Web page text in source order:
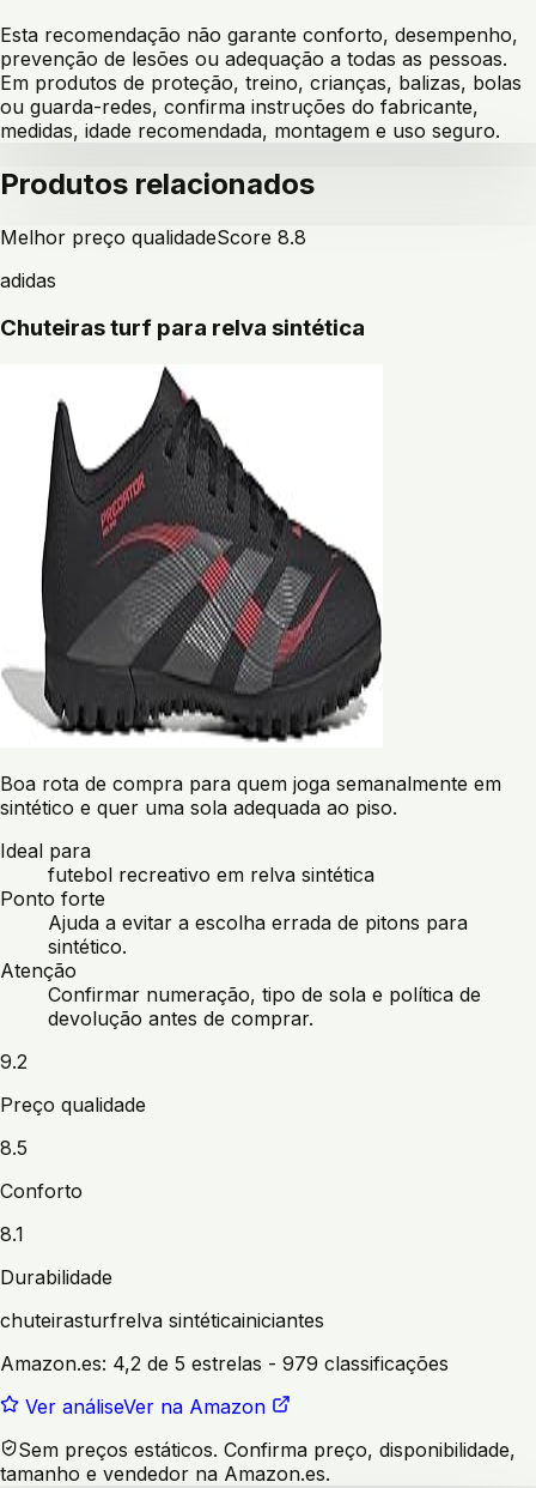
Esta recomendação não garante conforto, desempenho,
prevenção de lesões ou adequação a todas as pessoas.
Em produtos de proteção, treino, crianças, balizas, bolas
ou guarda-redes, confirma instruções do fabricante,
medidas, idade recomendada, montagem e uso seguro.
Produtos relacionados
Melhor preço qualidadeScore 8.8
adidas
Chuteiras turf para relva sintética
Boa rota de compra para quem joga semanalmente em
sintético e quer uma sola adequada ao piso.
Ideal para
futebol recreativo em relva sintética
Ponto forte
Ajuda a evitar a escolha errada de pitons para
sintético.
Atenção
Confirmar numeração, tipo de sola e política de
devolução antes de comprar.
9.2
Preço qualidade
8.5
Conforto
8.1
Durabilidade
chuteirasturfrelva sintéticainiciantes
Amazon.es: 4,2 de 5 estrelas - 979 classificações
Ver análiseVer na Amazon
Sem preços estáticos. Confirma preço, disponibilidade,
tamanho e vendedor na Amazon.es.